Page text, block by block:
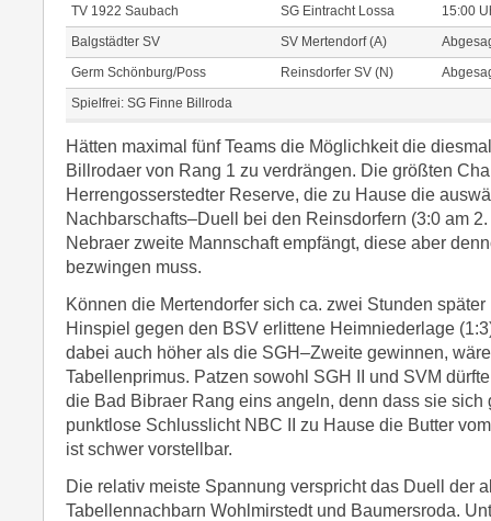
TV 1922 Saubach
SG Eintracht Lossa
15:00
Balgstädter SV
SV Mertendorf (A)
Germ Schönburg/Poss
Reinsdorfer SV (N)
Spielfrei: SG Finne Billroda
Hätten maximal fünf Teams die Möglichkeit die
Billrodaer von Rang 1 zu verdrängen. Die größten
Herrengosserstedter Reserve, die zu Hause die
Nachbarschafts–Duell bei den Reinsdorfern (3:0 am
Nebraer zweite Mannschaft empfängt, diese aber
bezwingen muss.
Können die Mertendorfer sich ca. zwei Stunden
Hinspiel gegen den BSV erlittene Heimniederlage
dabei auch höher als die SGH–Zweite gewinnen,
Tabellenprimus. Patzen sowohl SGH II und SVM
die Bad Bibraer Rang eins angeln, denn dass sie sich
punktlose Schlusslicht NBC II zu Hause die Butter
ist schwer vorstellbar.
Die relativ meiste Spannung verspricht das Duell der
Tabellennachbarn Wohlmirstedt und Baumersroda.